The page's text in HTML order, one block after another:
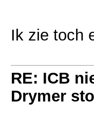
Ik zie toch
RE: ICB
Drymer